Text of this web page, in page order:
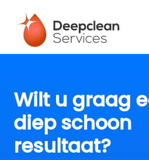
Wilt u graag
diep schoon
resultaat?